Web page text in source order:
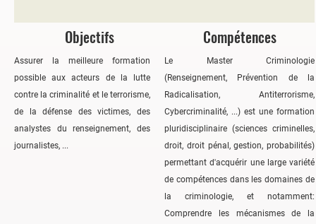
Objectifs
Assurer la meilleure formation
possible aux acteurs de la lutte
contre la criminalité et le terrorisme,
de la défense des victimes, des
analystes du renseignement, des
journalistes, ...
Compétences
Le Master Criminologie
(Renseignement, Prévention de la
Radicalisation, Antiterrorisme,
Cybercriminalité, ...) est une formation
pluridisciplinaire (sciences criminelles,
droit, droit pénal, gestion, probabilités)
permettant d'acquérir une large variété
de compétences dans les domaines de
la criminologie, et notamment:
Comprendre les mécanismes de la